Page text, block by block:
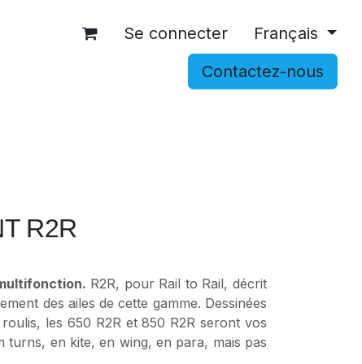
Se connecter
Français
Contactez-nous
R2R
R2R, pour Rail to Rail, décrit
des ailes de cette gamme. Dessinées
les 650 R2R et 850 R2R seront vos
turns, en kite, en wing, en para, mais pas